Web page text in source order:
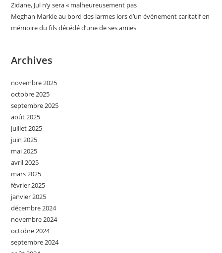
Zidane, Jul n’y sera « malheureusement pas
Meghan Markle au bord des larmes lors d’un événement caritatif en
mémoire du fils décédé d’une de ses amies
Archives
novembre 2025
octobre 2025
septembre 2025
août 2025
juillet 2025
juin 2025
mai 2025
avril 2025
mars 2025
février 2025
janvier 2025
décembre 2024
novembre 2024
octobre 2024
septembre 2024